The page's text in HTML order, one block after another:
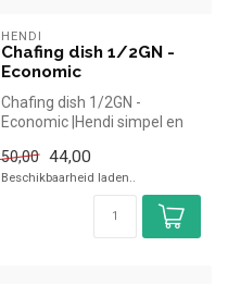
HENDI
Chafing dish 1/2GN -
Economic
Chafing dish 1/2GN -
Economic |Hendi simpel en
Ove...
50,00 44,00
Beschikbaarheid laden..